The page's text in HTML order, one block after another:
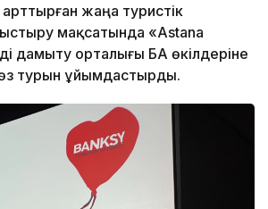
жаңа туристік
мақсатында «Astana
дамыту орталығы БАҚ өкілдеріне
турын ұйымдастырды.